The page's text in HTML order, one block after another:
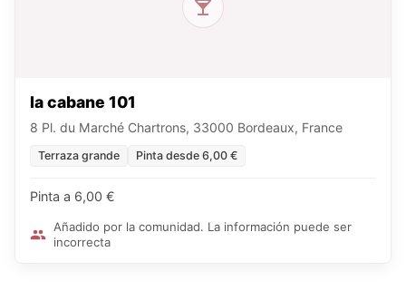
la cabane 101
8 Pl. du Marché Chartrons, 33000 Bordeaux, France
Terraza grande Pinta desde 6,00 €
Pinta a 6,00 €
Añadido por la comunidad. La información puede ser
incorrecta